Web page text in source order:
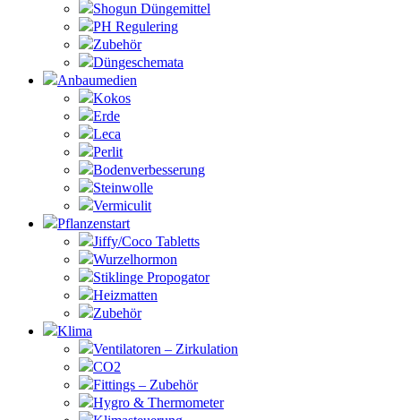
Shogun Düngemittel
PH Regulering
Zubehör
Düngeschemata
Anbaumedien
Kokos
Erde
Leca
Perlit
Bodenverbesserung
Steinwolle
Vermiculit
Pflanzenstart
Jiffy/Coco Tabletts
Wurzelhormon
Stiklinge Propogator
Heizmatten
Zubehör
Klima
Ventilatoren – Zirkulation
CO2
Fittings – Zubehör
Hygro & Thermometer